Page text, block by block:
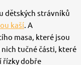
dětských strávníků
kaší. A
masa, které jsou
nich tučné části, které
řízky dobře